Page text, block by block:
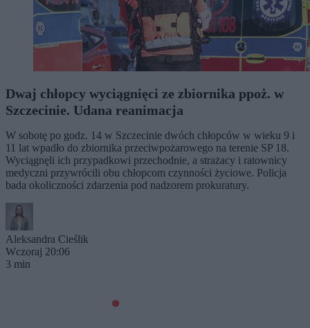
Dwaj chłopcy wyciągnięci ze zbiornika ppoż. w
Szczecinie. Udana reanimacja
W sobotę po godz. 14 w Szczecinie dwóch chłopców w wieku 9 i
11 lat wpadło do zbiornika przeciwpożarowego na terenie SP 18.
Wyciągnęli ich przypadkowi przechodnie, a strażacy i ratownicy
medyczni przywrócili obu chłopcom czynności życiowe. Policja
bada okoliczności zdarzenia pod nadzorem prokuratury.
Aleksandra Cieślik
Wczoraj 20:06
3 min